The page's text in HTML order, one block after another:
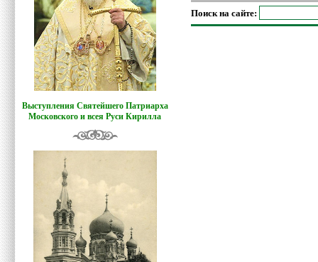
Выступления Святейшего Патриарха
Московского и всея Руси Кирилла
Поиск на сайте: